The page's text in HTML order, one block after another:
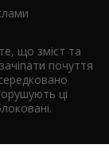
що зміст та
почуття
ці